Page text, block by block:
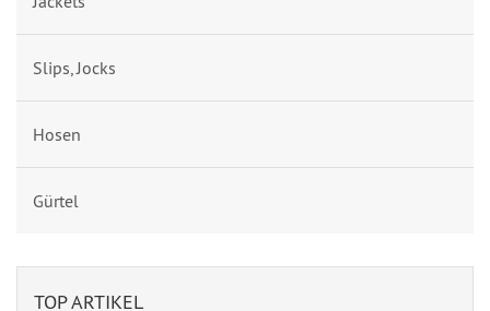
Slips, Jocks
Hosen
Gürtel
TOP ARTIKEL